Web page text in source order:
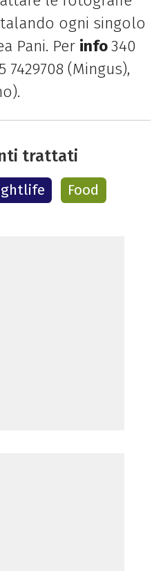
ogni singolo
Pani. Per info340
7429708 (Mingus),
trattati
Food